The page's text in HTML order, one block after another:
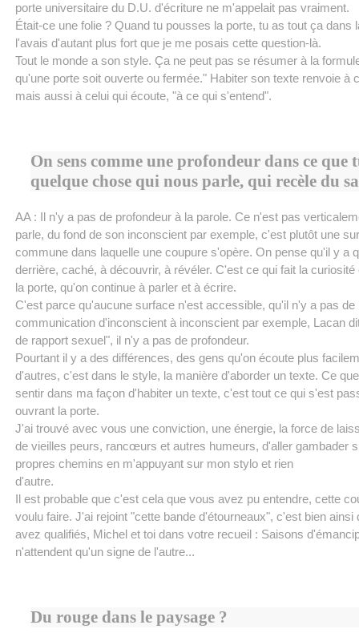
porte universitaire du D.U. d'écriture ne m'appelait pas vraiment.
Était-ce une folie ? Quand tu pousses la porte, tu as tout ça dans
l'avais d'autant plus fort que je me posais cette question-là.
Tout le monde a son style. Ça ne peut pas se résumer à la
qu'une porte soit ouverte ou fermée." Habiter son texte renvoie à
mais aussi à celui qui écoute, "à ce qui s'entend".
On sens comme une profondeur dans ce que
quelque chose qui nous parle, qui recèle du
AA : Il n'y a pas de profondeur à la parole. Ce n'est pas
parle, du fond de son inconscient par exemple, c'est plutôt une
commune dans laquelle une coupure s'opère. On pense qu'il y a
derrière, caché, à découvrir, à révéler. C'est ce qui fait la curiosité
la porte, qu'on continue à parler et à écrire.
C'est parce qu'aucune surface n'est accessible, qu'il n'y a pas de
communication d'inconscient à inconscient par exemple, Lacan
de rapport sexuel", il n'y a pas de profondeur.
Pourtant il y a des différences, des gens qu'on écoute plus
d'autres, c'est dans le style, la manière d'aborder un texte. Ce
sentir dans ma façon d'habiter un texte, c'est tout ce qui s'est
ouvrant la porte.
J'ai trouvé avec vous une conviction, une énergie, la force de
de vieilles peurs, rancœurs et autres humeurs, d'aller gambader
propres chemins en m'appuyant sur mon stylo et rien
d'autre.
Il est probable que c'est cela que vous avez pu entendre, cette
voulu faire. J'ai rejoint "cette bande d'étourneaux", c'est bien ainsi
avez qualifiés, Michel et toi dans votre recueil : Saisons
n'attendent qu'un signe de l'autre...
Du rouge dans le paysage ?